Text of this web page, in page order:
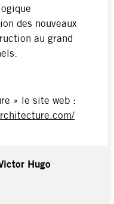
des nouveaux
au grand
» le site web :
Hugo